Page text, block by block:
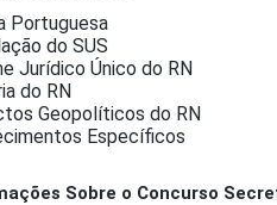
Portuguesa
do SUS
Jurídico Único do RN
do RN
Geopolíticos do RN
Específicos
Sobre o Concurso